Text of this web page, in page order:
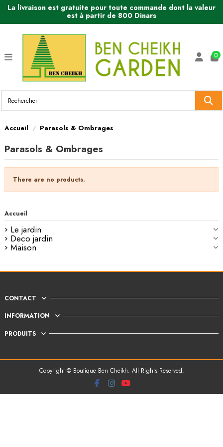
La livraison est gratuite pour toute commande dont la valeur
est à partir de 800 Dinars
0
Accueil Parasols & Ombrages
Parasols & Ombrages
There are no products.
Accueil
Le jardin
Deco jardin
Maison
CONTACT
INFORMATION
PRODUITS
Copyright © Boutique Ben Cheikh. All Rights Reserved.